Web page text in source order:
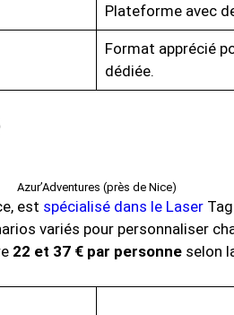
Plateforme avec
Format apprécié
dédiée.
Azur’Adventures (près de Nice)
est spécialisé dans le Laser
variés pour personnaliser
22 et 37 € par personne selon